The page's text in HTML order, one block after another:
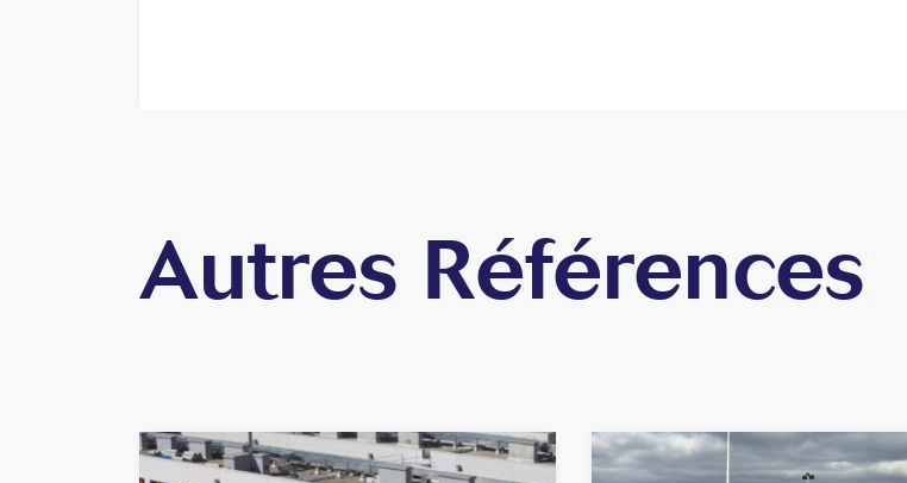
Autres Références